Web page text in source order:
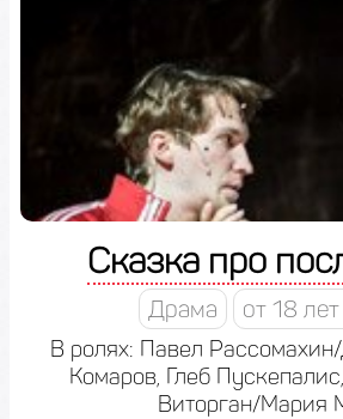
Сказка про
Драма от 18 лет
В ролях: Павел
Комаров, Глеб
Виторган/Мария